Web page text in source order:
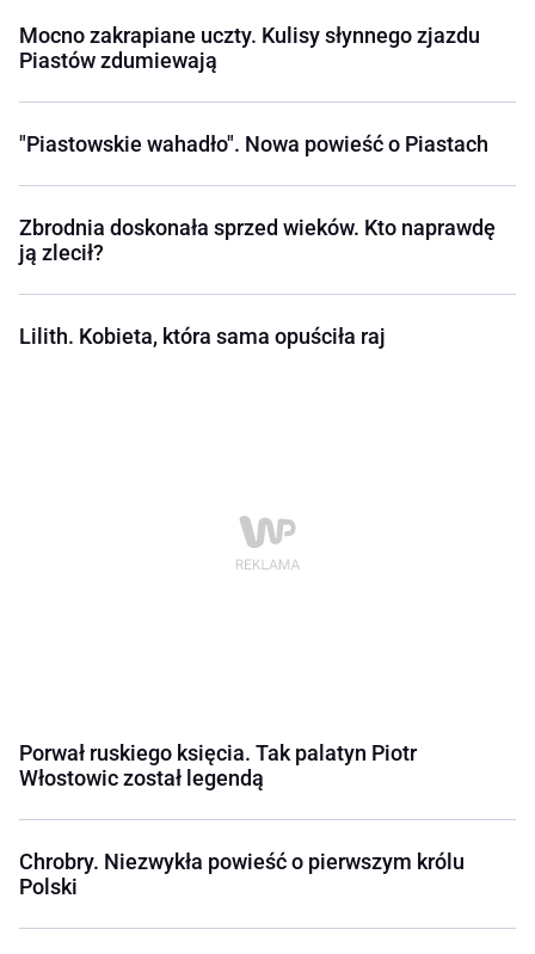
Mocno zakrapiane uczty. Kulisy słynnego zjazdu
Piastów zdumiewają
"Piastowskie wahadło". Nowa powieść o Piastach
Zbrodnia doskonała sprzed wieków. Kto naprawdę
ją zlecił?
Lilith. Kobieta, która sama opuściła raj
Porwał ruskiego księcia. Tak palatyn Piotr
Włostowic został legendą
Chrobry. Niezwykła powieść o pierwszym królu
Polski